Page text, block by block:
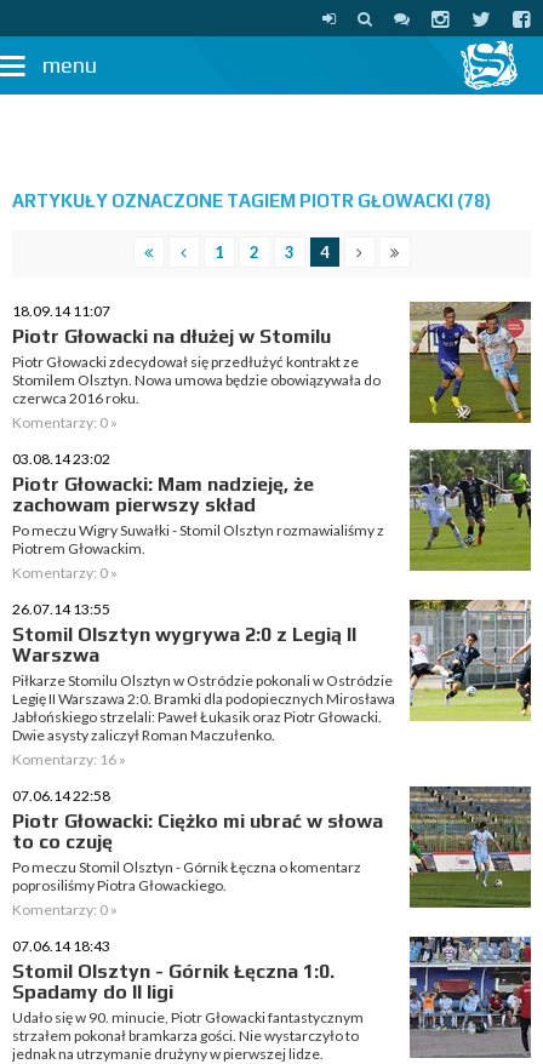
menu
ARTYKUŁY OZNACZONE TAGIEM PIOTR GŁOWACKI (78)
1 2 3 4
18.09.14 11:07
Piotr Głowacki na dłużej w Stomilu
Piotr Głowacki zdecydował się przedłużyć kontrakt ze
Stomilem Olsztyn. Nowa umowa będzie obowiązywała do
czerwca 2016 roku.
Komentarzy: 0 »
03.08.14 23:02
Piotr Głowacki: Mam nadzieję, że
zachowam pierwszy skład
Po meczu Wigry Suwałki - Stomil Olsztyn rozmawialiśmy z
Piotrem Głowackim.
Komentarzy: 0 »
26.07.14 13:55
Stomil Olsztyn wygrywa 2:0 z Legią II
Warszwa
Piłkarze Stomilu Olsztyn w Ostródzie pokonali w Ostródzie
Legię II Warszawa 2:0. Bramki dla podopiecznych Mirosława
Jabłońskiego strzelali: Paweł Łukasik oraz Piotr Głowacki.
Dwie asysty zaliczył Roman Maczułenko.
Komentarzy: 16 »
07.06.14 22:58
Piotr Głowacki: Ciężko mi ubrać w słowa
to co czuję
Po meczu Stomil Olsztyn - Górnik Łęczna o komentarz
poprosiliśmy Piotra Głowackiego.
Komentarzy: 0 »
07.06.14 18:43
Stomil Olsztyn - Górnik Łęczna 1:0.
Spadamy do II ligi
Udało się w 90. minucie, Piotr Głowacki fantastycznym
strzałem pokonał bramkarza gości. Nie wystarczyło to
jednak na utrzymanie drużyny w pierwszej lidze.